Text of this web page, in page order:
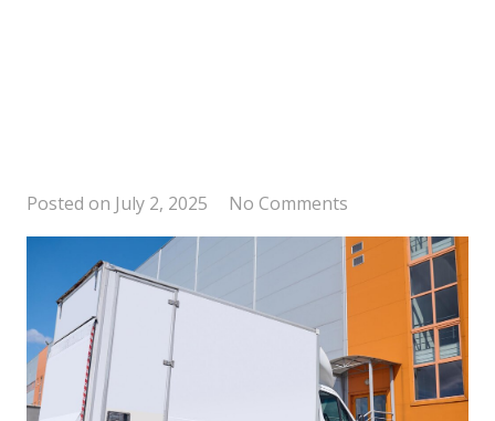
Posted on July 2, 2025 No Comments